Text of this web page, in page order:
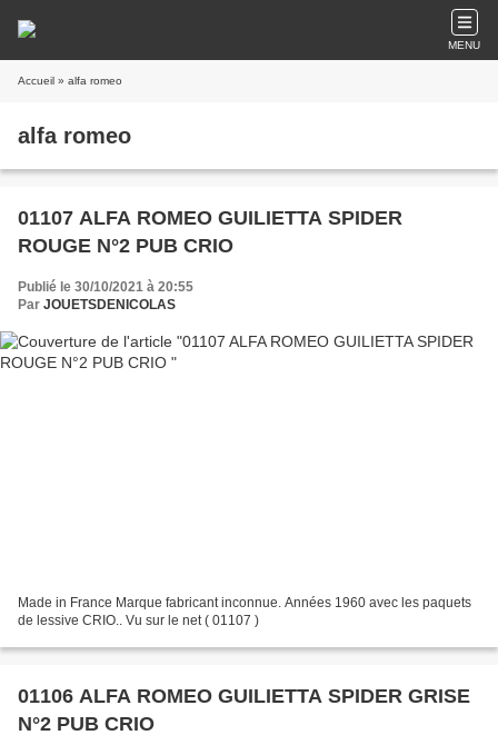
MENU
Accueil » alfa romeo
alfa romeo
01107 ALFA ROMEO GUILIETTA SPIDER
ROUGE N°2 PUB CRIO
Publié le 30/10/2021 à 20:55
Par JOUETSDENICOLAS
Made in France Marque fabricant inconnue. Années 1960 avec les paquets
de lessive CRIO.. Vu sur le net ( 01107 )
01106 ALFA ROMEO GUILIETTA SPIDER GRISE
N°2 PUB CRIO